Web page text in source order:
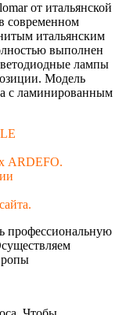
от итальянской
современном
итальянским
выполнен
лампы
Модель
с ламинированным
ARDEFO.
профессиональную